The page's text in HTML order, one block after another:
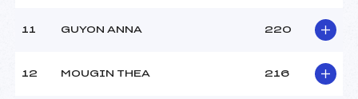
11 GUYON ANNA 220
12 MOUGIN THEA 216